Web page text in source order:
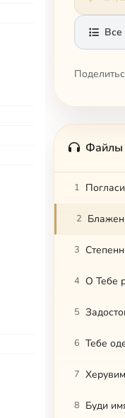
Все
Файлы
1
2
3
4 О Тебе
5
6 Тебе
7
8 Буди